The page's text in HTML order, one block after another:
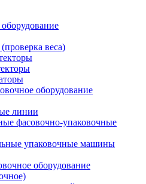
веса)
оборудование
линии
фасовочно-упаковочные
упаковочные машины
оборудование